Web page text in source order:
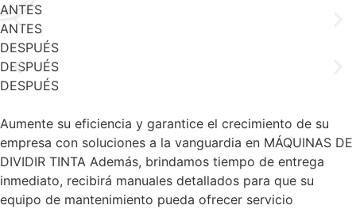
ANTES
ANTES
DESPUÉS
DESPUÉS
DESPUÉS
Aumente su eficiencia y garantice el crecimiento de su
empresa con soluciones a la vanguardia en MÁQUINAS DE
DIVIDIR TINTA Además, brindamos tiempo de entrega
inmediato, recibirá manuales detallados para que su
equipo de mantenimiento pueda ofrecer servicio